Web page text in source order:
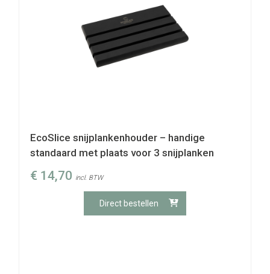
EcoSlice snijplankenhouder – handige
standaard met plaats voor 3 snijplanken
€ 14,70 incl. BTW
Direct bestellen